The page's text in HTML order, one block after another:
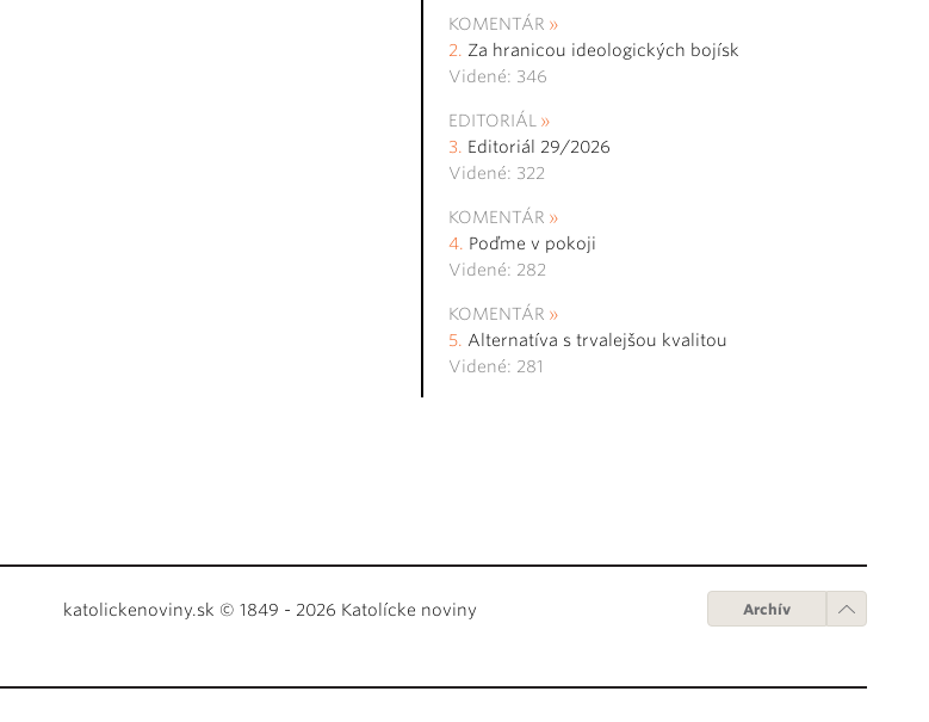
KOMENTÁR
Za hranicou ideologických bojísk
Videné: 346
EDITORIÁL
Editoriál 29/2026
Videné: 322
KOMENTÁR
Poďme v pokoji
Videné: 282
KOMENTÁR
Alternatíva s trvalejšou kvalitou
Videné: 281
katolickenoviny.sk © 1849 - 2026 Katolícke noviny Archív